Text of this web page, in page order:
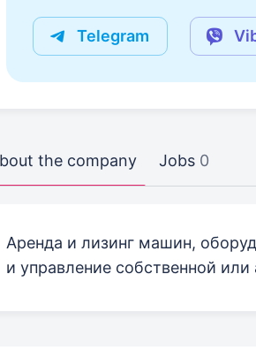
Telegram
the company Jobs 0
Аренда и лизинг машин,
и управление собственной